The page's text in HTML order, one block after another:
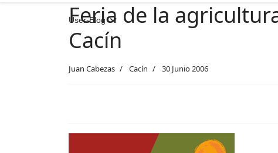
User-Blog
Feria de la
Cacín
Juan Cabezas Cacín 30 Junio 2006